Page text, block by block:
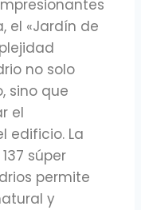
el «Jardín de
no solo
sino que
el
edificio. La
súper
permite
y